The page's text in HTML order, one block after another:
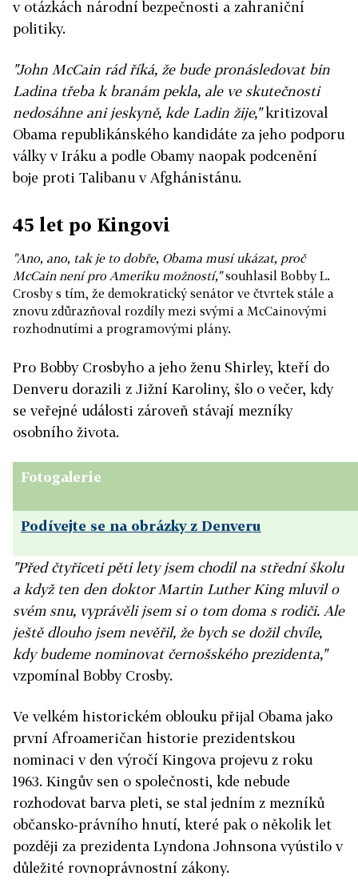
v otázkách národní bezpečnosti a zahraniční
politiky.
"John McCain rád říká, že bude pronásledovat bin
Ladina třeba k branám pekla, ale ve skutečnosti
nedosáhne ani jeskyně, kde Ladin žije,"kritizoval
Obama republikánského kandidáte za jeho podporu
války v Iráku a podle Obamy naopak podcenění
boje proti Talibanu v Afghánistánu.
45 let po Kingovi
"Ano, ano, tak je to dobře, Obama musí ukázat, proč
McCain není pro Ameriku možností,"souhlasil Bobby L.
Crosby s tím, že demokratický senátor ve čtvrtek stále a
znovu zdůrazňoval rozdíly mezi svými a McCainovými
rozhodnutími a programovými plány.
Pro Bobby Crosbyho a jeho ženu Shirley, kteří do
Denveru dorazili z Jižní Karoliny, šlo o večer, kdy
se veřejné události zároveň stávají mezníky
osobního života.
Fotogalerie
Podívejte se na obrázky z Denveru
"Před čtyřiceti pěti lety jsem chodil na střední školu
a když ten den doktor Martin Luther King mluvil o
svém snu, vyprávěli jsem si o tom doma s rodiči. Ale
ještě dlouho jsem nevěřil, že bych se dožil chvíle,
kdy budeme nominovat černošského prezidenta,"
vzpomínal Bobby Crosby.
Ve velkém historickém oblouku přijal Obama jako
první Afroameričan historie prezidentskou
nominaci v den výročí Kingova projevu z roku
1963. Kingův sen o společnosti, kde nebude
rozhodovat barva pleti, se stal jedním z mezníků
občansko-právního hnutí, které pak o několik let
později za prezidenta Lyndona Johnsona vyústilo v
důležité rovnoprávnostní zákony.